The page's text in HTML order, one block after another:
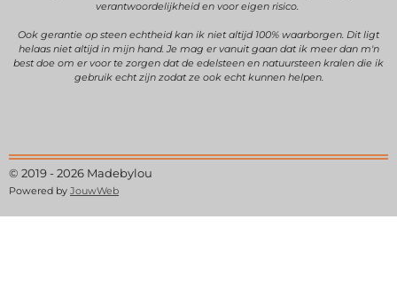
verantwoordelijkheid en voor eigen risico.
Ook gerantie op steen echtheid kan ik niet altijd 100% waarborgen. Dit ligt
helaas niet altijd in mijn hand. Je mag er vanuit gaan dat ik meer dan m'n
best doe om er voor te zorgen dat de edelsteen en natuursteen kralen die ik
gebruik echt zijn zodat ze ook echt kunnen helpen.
© 2019 - 2026 Madebylou
Powered by JouwWeb